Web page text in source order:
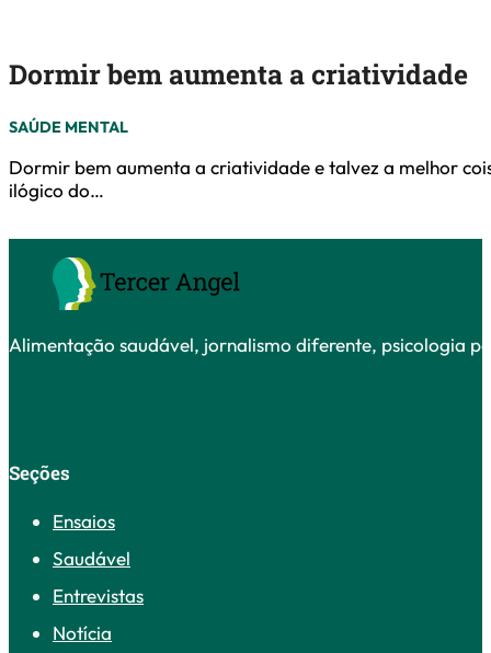
Dormir bem aumenta a criatividade
SAÚDE MENTAL
Dormir bem aumenta a criatividade e talvez a melhor
ilógico do…
Alimentação saudável, jornalismo diferente, psicologia
Seções
Ensaios
Saudável
Entrevistas
Notícia